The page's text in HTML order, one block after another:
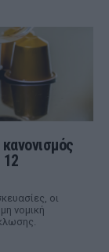
12
οι
νομική